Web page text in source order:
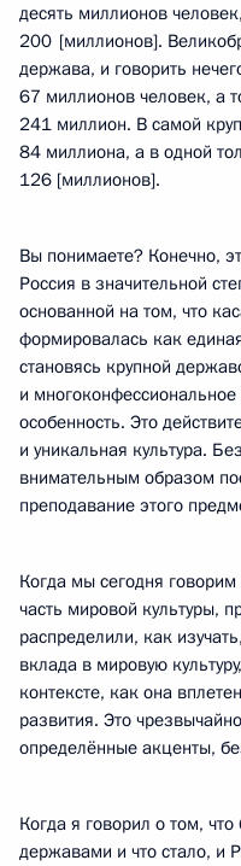
десять миллионов
200 [миллионов].
держава, и говорить
67 миллионов человек, а
241 миллион. В самой
84 миллиона, а в одной
126 [миллионов].
Вы понимаете? Конечно,
Россия в значительной
основанной на том, что
формировалась как
становясь крупной
и многоконфессиональное
особенность. Это
и уникальная культура.
внимательным образом
преподавание этого
Когда мы сегодня
часть мировой культуры,
распределили, как
вклада в мировую
контексте, как она
развития. Это
определённые акценты,
Когда я говорил о том,
державами и что стало, и